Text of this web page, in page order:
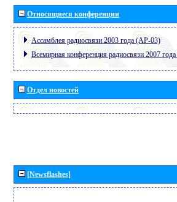
Относящиеся конференции
Ассамблея радиосвязи 2003 года (АР-03)
Всемирная конференция радиосвязи 2007
Отдел новостей
[Newsflashes]